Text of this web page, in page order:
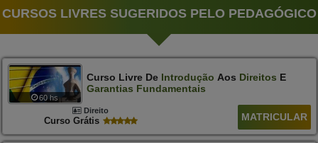
CURSOS LIVRES SUGERIDOS PELO PEDAGÓGICO
60 hs
Curso Livre De Introdução Aos Direitos E
Garantias Fundamentais
Direito
Curso Grátis MATRICULAR